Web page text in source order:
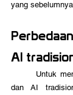
yang
AI
dan AI